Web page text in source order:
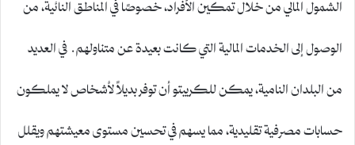
الوصول إلى الخدمات المالية التي كانت بعيدة عن متناولهم. في العديد
من البلدان النامية، يمكن للكريبتو أن توفر بديلاً لأشخاص لا يملكون
حسابات مصرفية تقليدية، مما يسهم في تحسين مستوى معيشتهم ويقلل